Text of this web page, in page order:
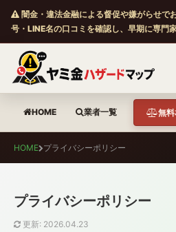
闇金・違法金融による督促や嫌がらせで
号・LINE名の口コミを確認し、早期に専門
HOME 業者一覧 無
HOME プライバシーポリシー
プライバシーポリシー
更新: 2026.04.23